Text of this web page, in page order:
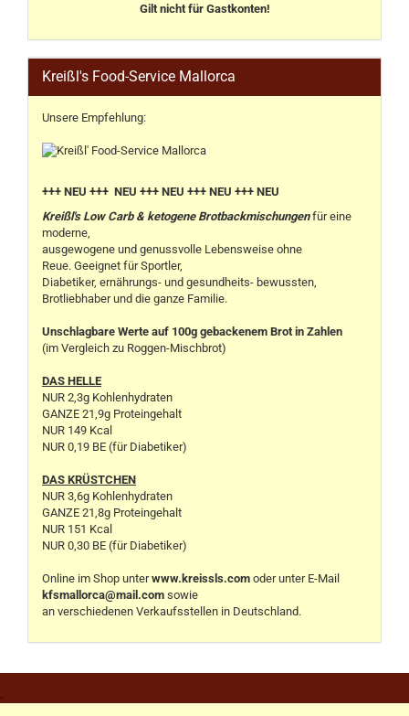
Gilt nicht für Gastkonten!
Kreißl's Food-Service Mallorca
Unsere Empfehlung:
+++ NEU +++ NEU +++ NEU +++ NEU +++ NEU
Kreißl's Low Carb & ketogene Brotbackmischungenfür eine
moderne,
ausgewogene und genussvolle Lebensweise ohne
Reue. Geeignet für Sportler,
Diabetiker, ernährungs- und gesundheits- bewussten,
Brotliebhaber und die ganze Familie.
Unschlagbare Werte auf 100g gebackenem Brot in Zahlen
(im Vergleich zu Roggen-Mischbrot)
DAS HELLE
NUR 2,3g Kohlenhydraten
GANZE 21,9g Proteingehalt
NUR 149 Kcal
NUR 0,19 BE (für Diabetiker)
DAS KRÜSTCHEN
NUR 3,6g Kohlenhydraten
GANZE 21,8g Proteingehalt
NUR 151 Kcal
NUR 0,30 BE (für Diabetiker)
Online im Shop unterwww.kreissls.com oder unter E-Mail
kfsmallorca@mail.com sowie
an verschiedenen Verkaufsstellen in Deutschland.
.